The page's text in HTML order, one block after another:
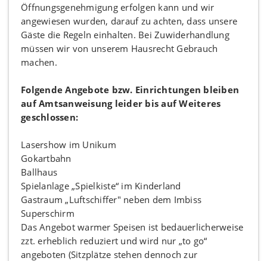
Öffnungsgenehmigung erfolgen kann und wir
angewiesen wurden, darauf zu achten, dass unsere
Gäste die Regeln einhalten. Bei Zuwiderhandlung
müssen wir von unserem Hausrecht Gebrauch
machen.
Folgende Angebote bzw. Einrichtungen bleiben
auf Amtsanweisung leider bis auf Weiteres
geschlossen:
Lasershow im Unikum
Gokartbahn
Ballhaus
Spielanlage „Spielkiste“ im Kinderland
Gastraum „Luftschiffer" neben dem Imbiss
Superschirm
Das Angebot warmer Speisen ist bedauerlicherweise
zzt. erheblich reduziert und wird nur „to go“
angeboten (Sitzplätze stehen dennoch zur